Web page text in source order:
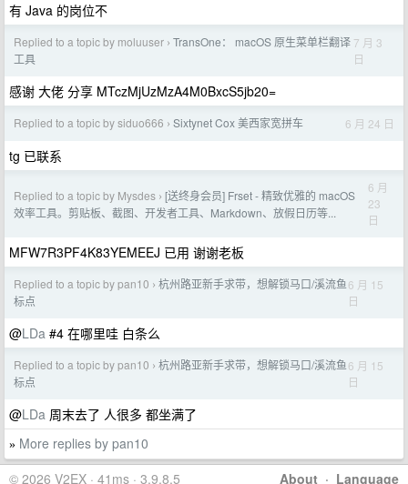
有 Java 的岗位不
Replied to a topic by moluuser › TransOne： macOS 原生菜单栏翻译
工具
7 月 3
日
感谢 大佬 分享 MTczMjUzMzA4M0BxcS5jb20=
Replied to a topic by siduo666 › Sixtynet Cox 美西家宽拼车 6 月 24 日
tg 已联系
Replied to a topic by Mysdes › [送终身会员] Frset - 精致优雅的 macOS
效率工具。剪贴板、截图、开发者工具、Markdown、放假日历等...
6 月
23
日
MFW7R3PF4K83YEMEEJ 已用 谢谢老板
Replied to a topic by pan10 › 杭州路亚新手求带，想解锁马口/溪流鱼
标点
6 月 15
日
@LDa #4 在哪里哇 白条么
Replied to a topic by pan10 › 杭州路亚新手求带，想解锁马口/溪流鱼
标点
6 月 15
日
@LDa 周末去了 人很多 都坐满了
» More replies by pan10
About · Language
© 2026 V2EX · 41ms · 3.9.8.5